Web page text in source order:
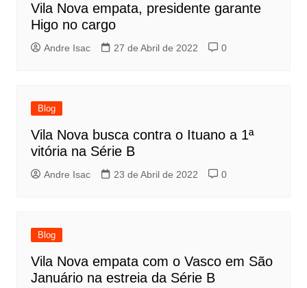
Vila Nova empata, presidente garante
Higo no cargo
Andre Isac 27 de Abril de 2022 0
Blog
Vila Nova busca contra o Ituano a 1ª
vitória na Série B
Andre Isac 23 de Abril de 2022 0
Blog
Vila Nova empata com o Vasco em São
Januário na estreia da Série B